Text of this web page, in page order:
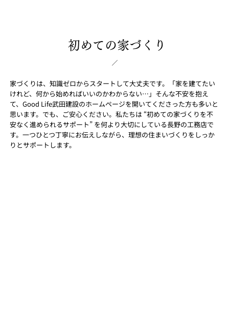
初めての家づくり
家づくりは、知識ゼロからスタートして大丈夫です。「家を建てたい
けれど、何から始めればいいのかわからない…」そんな不安を抱え
て、Good Life武田建設のホームページを開いてくださった方も多いと
思います。でも、ご安心ください。私たちは “初めての家づくりを不
安なく進められるサポート” を何より大切にしている長野の工務店で
す。一つひとつ丁寧にお伝えしながら、理想の住まいづくりをしっか
りとサポートします。